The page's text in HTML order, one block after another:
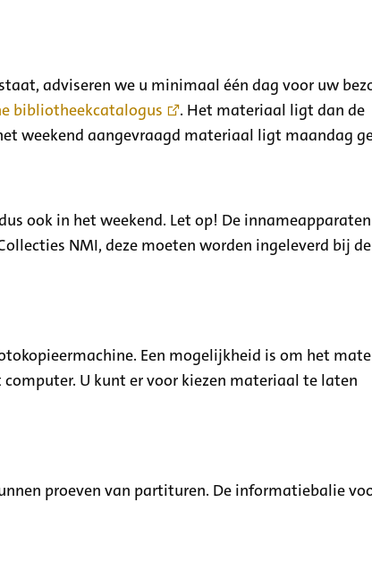
adviseren we u minimaal één dag voor uw
bibliotheekcatalogus
. Het materiaal ligt dan de
weekend aangevraagd materiaal ligt maandag
ook in het weekend. Let op! De
NMI, deze moeten worden ingeleverd bij
Een mogelijkheid is om het
U kunt er voor kiezen materiaal te laten
proeven van partituren. De informatiebalie